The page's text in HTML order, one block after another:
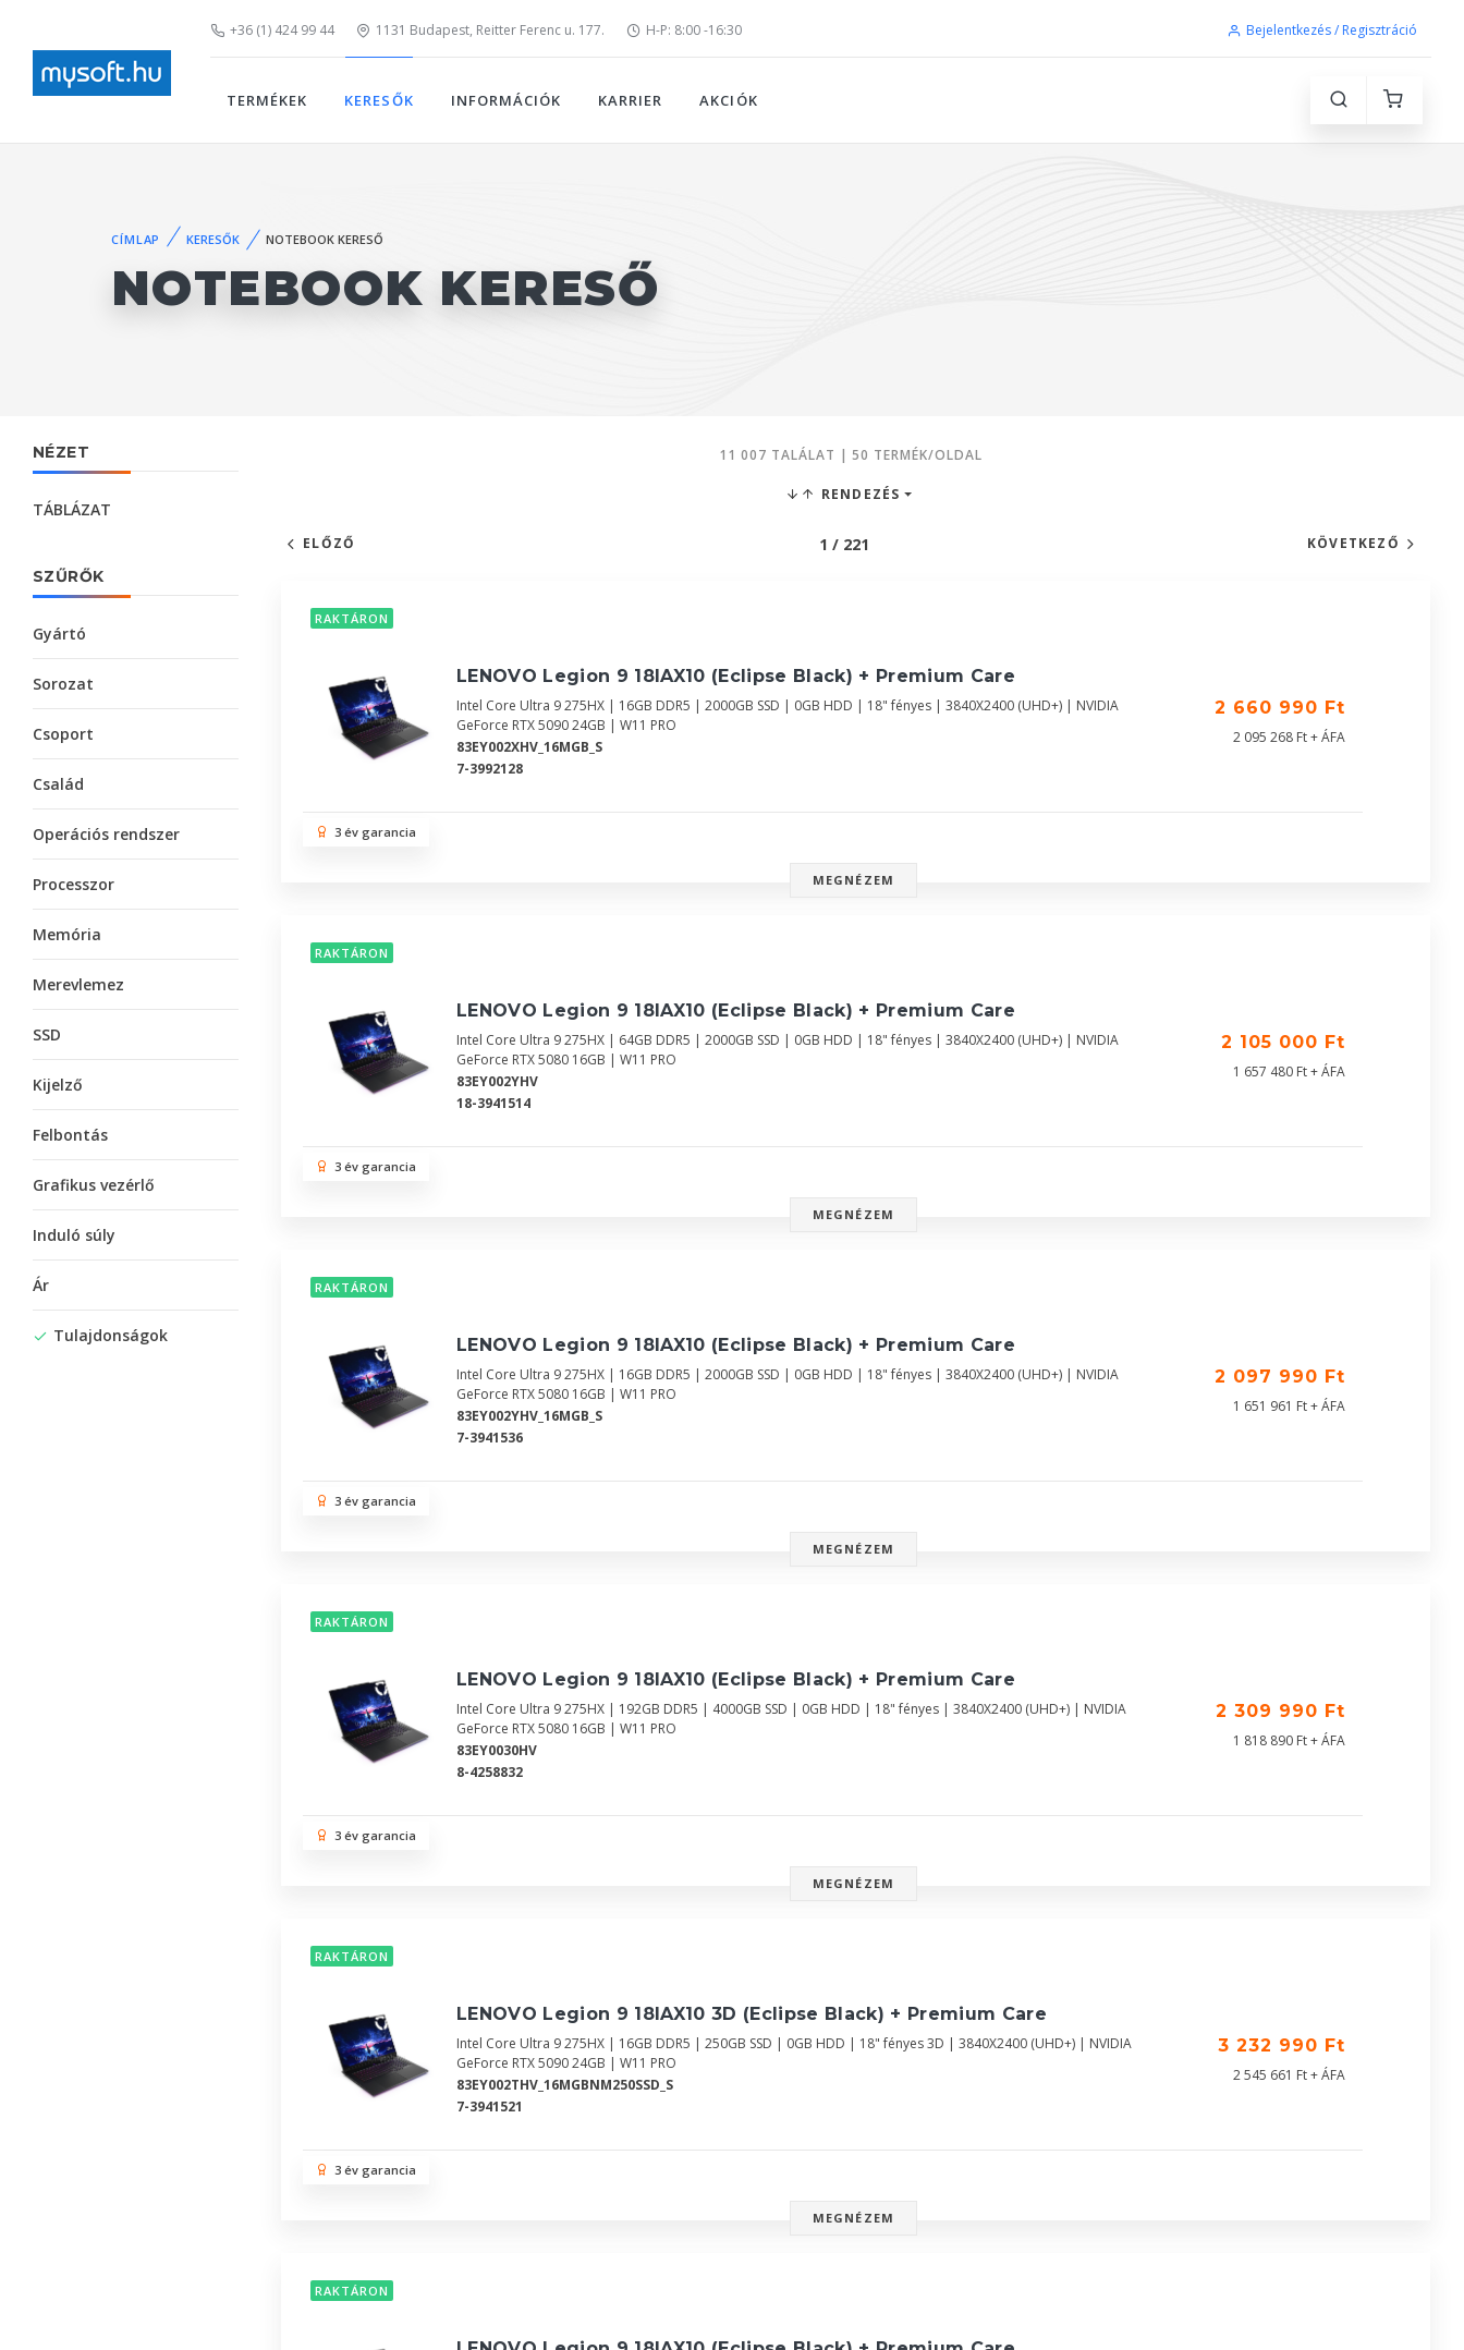
+36 (1) 424 99 44 1131 Budapest, Reitter Ferenc u. 177. H-P: 8:00 -16:30 Bejelentkezés / Regisztráció
TERMÉKEK KERESŐK INFORMÁCIÓK KARRIER AKCIÓK
CÍMLAP KERESŐK NOTEBOOK KERESŐ
NOTEBOOK KERESŐ
NÉZET
TÁBLÁZAT
SZŰRŐK
Gyártó
Sorozat
Csoport
Család
Operációs rendszer
Processzor
Memória
Merevlemez
SSD
Kijelző
Felbontás
Grafikus vezérlő
Induló súly
Ár
Tulajdonságok
11 007 TALÁLAT | 50 TERMÉK/OLDAL
RENDEZÉS
ELŐZŐ 1 / 221 KÖVETKEZŐ
RAKTÁRON
LENOVO Legion 9 18IAX10 (Eclipse Black) + Premium Care
Intel Core Ultra 9 275HX | 16GB DDR5 | 2000GB SSD | 0GB HDD | 18" fényes | 3840X2400 (UHD+) | NVIDIA
GeForce RTX 5090 24GB | W11 PRO
83EY002XHV_16MGB_S
7-3992128
2 660 990 Ft
2 095 268 Ft + ÁFA
3 év garancia
MEGNÉZEM
RAKTÁRON
LENOVO Legion 9 18IAX10 (Eclipse Black) + Premium Care
Intel Core Ultra 9 275HX | 64GB DDR5 | 2000GB SSD | 0GB HDD | 18" fényes | 3840X2400 (UHD+) | NVIDIA
GeForce RTX 5080 16GB | W11 PRO
83EY002YHV
18-3941514
2 105 000 Ft
1 657 480 Ft + ÁFA
3 év garancia
MEGNÉZEM
RAKTÁRON
LENOVO Legion 9 18IAX10 (Eclipse Black) + Premium Care
Intel Core Ultra 9 275HX | 16GB DDR5 | 2000GB SSD | 0GB HDD | 18" fényes | 3840X2400 (UHD+) | NVIDIA
GeForce RTX 5080 16GB | W11 PRO
83EY002YHV_16MGB_S
7-3941536
2 097 990 Ft
1 651 961 Ft + ÁFA
3 év garancia
MEGNÉZEM
RAKTÁRON
LENOVO Legion 9 18IAX10 (Eclipse Black) + Premium Care
Intel Core Ultra 9 275HX | 192GB DDR5 | 4000GB SSD | 0GB HDD | 18" fényes | 3840X2400 (UHD+) | NVIDIA
GeForce RTX 5080 16GB | W11 PRO
83EY0030HV
8-4258832
2 309 990 Ft
1 818 890 Ft + ÁFA
3 év garancia
MEGNÉZEM
RAKTÁRON
LENOVO Legion 9 18IAX10 3D (Eclipse Black) + Premium Care
Intel Core Ultra 9 275HX | 16GB DDR5 | 250GB SSD | 0GB HDD | 18" fényes 3D | 3840X2400 (UHD+) | NVIDIA
GeForce RTX 5090 24GB | W11 PRO
83EY002THV_16MGBNM250SSD_S
7-3941521
3 232 990 Ft
2 545 661 Ft + ÁFA
3 év garancia
MEGNÉZEM
RAKTÁRON